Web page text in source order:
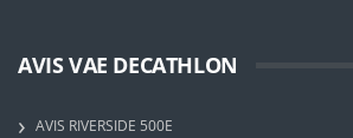
AVIS VAE DECATHLON
AVIS RIVERSIDE 500E